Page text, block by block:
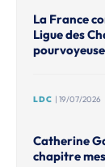
La France
Ligue des
LDC | 19/07/2026
Catherine
chapitre